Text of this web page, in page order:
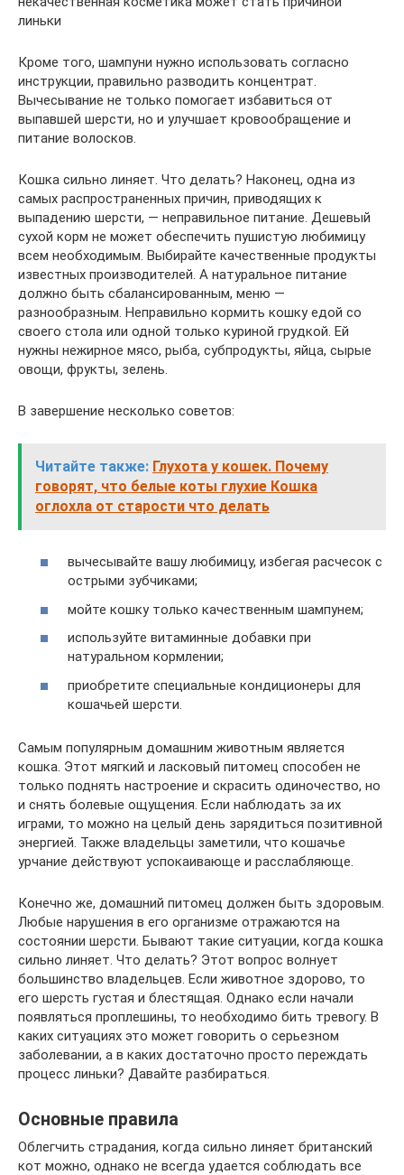
линьки
Кроме того, шампуни нужно использовать согласно
инструкции, правильно разводить концентрат.
Вычесывание не только помогает избавиться от
выпавшей шерсти, но и улучшает кровообращение и
питание волосков.
Кошка сильно линяет. Что делать? Наконец, одна из
самых распространенных причин, приводящих к
выпадению шерсти, — неправильное питание. Дешевый
сухой корм не может обеспечить пушистую любимицу
всем необходимым. Выбирайте качественные продукты
известных производителей. А натуральное питание
должно быть сбалансированным, меню —
разнообразным. Неправильно кормить кошку едой со
своего стола или одной только куриной грудкой. Ей
нужны нежирное мясо, рыба, субпродукты, яйца, сырые
овощи, фрукты, зелень.
В завершение несколько советов:
Читайте также: Глухота у кошек. Почему
говорят, что белые коты глухие Кошка
оглохла от старости что делать
вычесывайте вашу любимицу, избегая расчесок с
острыми зубчиками;
мойте кошку только качественным шампунем;
используйте витаминные добавки при
натуральном кормлении;
приобретите специальные кондиционеры для
кошачьей шерсти.
Самым популярным домашним животным является
кошка. Этот мягкий и ласковый питомец способен не
только поднять настроение и скрасить одиночество, но
и снять болевые ощущения. Если наблюдать за их
играми, то можно на целый день зарядиться позитивной
энергией. Также владельцы заметили, что кошачье
урчание действуют успокаивающе и расслабляюще.
Конечно же, домашний питомец должен быть здоровым.
Любые нарушения в его организме отражаются на
состоянии шерсти. Бывают такие ситуации, когда кошка
сильно линяет. Что делать? Этот вопрос волнует
большинство владельцев. Если животное здорово, то
его шерсть густая и блестящая. Однако если начали
появляться проплешины, то необходимо бить тревогу. В
каких ситуациях это может говорить о серьезном
заболевании, а в каких достаточно просто переждать
процесс линьки? Давайте разбираться.
Основные правила
Облегчить страдания, когда сильно линяет британский
кот можно, однако не всегда удается соблюдать все